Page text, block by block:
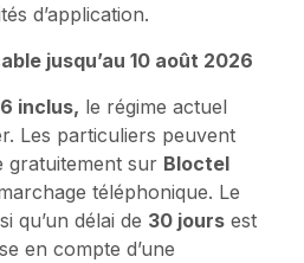
d’application.
jusqu’au 10 août 2026
inclus, le régime actuel
Les particuliers peuvent
gratuitement sur Bloctel
téléphonique. Le
qu’un délai de 30 jours est
en compte d’une